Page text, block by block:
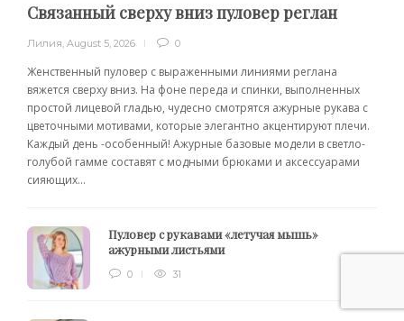
Связанный сверху вниз пуловер реглан
Лилия August 5, 2026 0
Женственный пуловер с выраженными линиями реглана
вяжется сверху вниз. На фоне переда и спинки, выполненных
простой лицевой гладью, чудесно смотрятся ажурные рукава с
цветочными мотивами, которые элегантно акцентируют плечи.
Каждый день -особенный! Ажурные базовые модели в светло-
голубой гамме составят с модными брюками и аксессуарами
сияющих...
Пуловер с рукавами «летучая мышь»
ажурными листьями
0 31